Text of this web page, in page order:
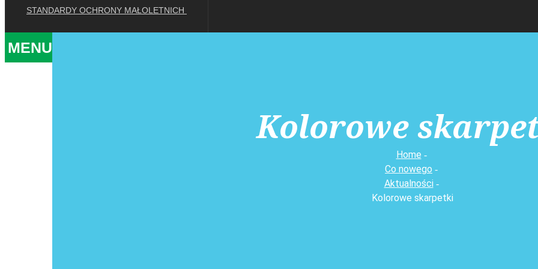
STANDARDY OCHRONY MAŁOLETNICH
MENU
Kolorowe
Home
Co nowego
Aktualności
Kolorowe skarpetki